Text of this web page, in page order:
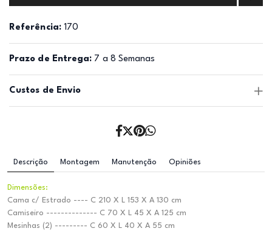
Referência: 170
Prazo de Entrega: 7 a 8 Semanas
Custos de Envio
Descrição Montagem Manutenção Opiniões
Dimensões:
Cama c/ Estrado ---- C 210 X L 153 X A 130 cm
Camiseiro -------------- C 70 X L 45 X A 125 cm
Mesinhas (2) --------- C 60 X L 40 X A 55 cm